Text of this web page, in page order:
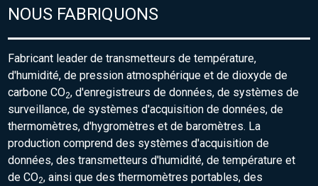
NOUS FABRIQUONS
Fabricant leader de transmetteurs de température,
d'humidité, de pression atmosphérique et de dioxyde de
carbone CO2, d'enregistreurs de données, de systèmes de
surveillance, de systèmes d'acquisition de données, de
thermomètres, d'hygromètres et de baromètres. La
production comprend des systèmes d'acquisition de
données, des transmetteurs d'humidité, de température et
de CO2, ainsi que des thermomètres portables, des